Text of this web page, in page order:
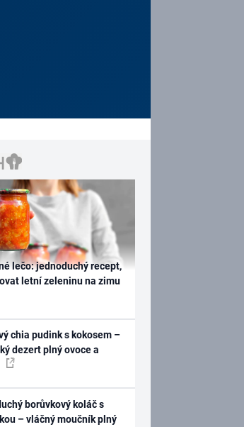
lečo: jednoduchý recept,
letní zeleninu na zimu
chia pudink s kokosem –
dezert plný ovoce a
borůvkový koláč s
– vláčný moučník plný